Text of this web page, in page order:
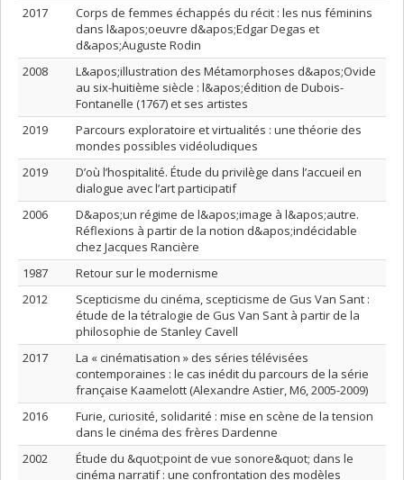
2017
Corps de femmes échappés du récit : les nus féminins
dans l&apos;oeuvre d&apos;Edgar Degas et
d&apos;Auguste Rodin
2008
L&apos;illustration des Métamorphoses d&apos;Ovide
au six-huitième siècle : l&apos;édition de Dubois-
Fontanelle (1767) et ses artistes
2019
Parcours exploratoire et virtualités : une théorie des
mondes possibles vidéoludiques
2019
D’où l’hospitalité. Étude du privilège dans l’accueil en
dialogue avec l’art participatif
2006
D&apos;un régime de l&apos;image à l&apos;autre.
Réflexions à partir de la notion d&apos;indécidable
chez Jacques Rancière
1987
Retour sur le modernisme
2012
Scepticisme du cinéma, scepticisme de Gus Van Sant :
étude de la tétralogie de Gus Van Sant à partir de la
philosophie de Stanley Cavell
2017
La « cinématisation » des séries télévisées
contemporaines : le cas inédit du parcours de la série
française Kaamelott (Alexandre Astier, M6, 2005-2009)
2016
Furie, curiosité, solidarité : mise en scène de la tension
dans le cinéma des frères Dardenne
2002
Étude du &quot;point de vue sonore&quot; dans le
cinéma narratif : une confrontation des modèles